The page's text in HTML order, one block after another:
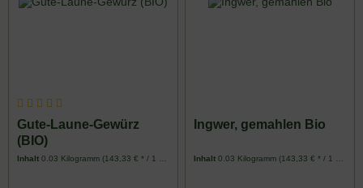
Gute-Laune-Gewürz
(BIO)
Inhalt0.03 Kilogramm (143,33 € * / 1 Kilogramm)
Ingwer, gemahlen Bio
Inhalt0.03 Kilogramm (143,33 € * / 1 Kilogramm)